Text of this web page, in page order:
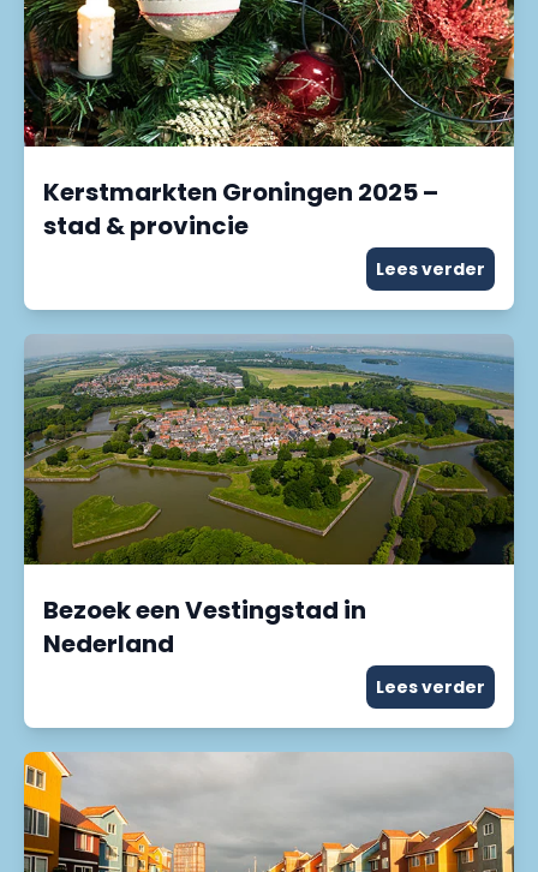
Kerstmarkten Groningen 2025 –
stad & provincie
Lees verder
Bezoek een Vestingstad in
Nederland
Lees verder